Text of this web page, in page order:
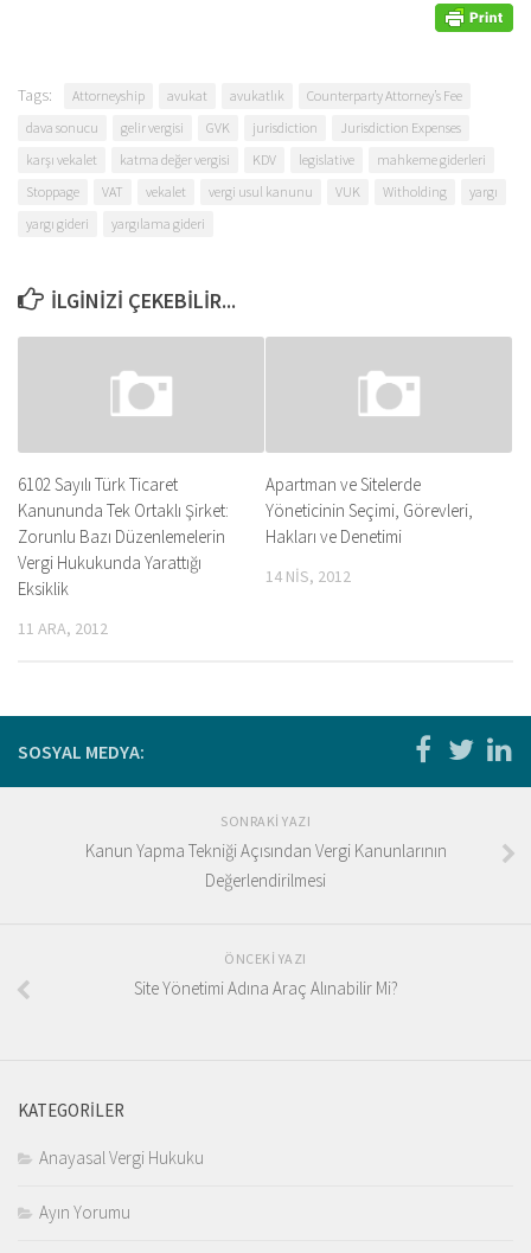
Tags: Attorneyship avukat avukatlık
Counterparty Attorney’s Fee
dava sonucu
gelir vergisi GVK jurisdiction
Jurisdiction Expenses
karşı vekalet
katma değer vergisi KDV legislative
mahkeme giderleri
Stoppage
VAT vekalet vergi usul kanunu VUK Witholding
yargı
yargı gideri
yargılama gideri
İLGINIZI ÇEKEBILIR...
6102 Sayılı Türk Ticaret
Kanununda Tek Ortaklı Şirket:
Zorunlu Bazı Düzenlemelerin
Vergi Hukukunda Yarattığı
Eksiklik
11 ARA, 2012
Apartman ve Sitelerde
Yöneticinin Seçimi, Görevleri,
Hakları ve Denetimi
14 NIS, 2012
SOSYAL MEDYA:
SONRAKI YAZI
Kanun Yapma Tekniği Açısından Vergi Kanunlarının
Değerlendirilmesi
ÖNCEKI YAZI
Site Yönetimi Adına Araç Alınabilir Mi?
KATEGORILER
Anayasal Vergi Hukuku
Ayın Yorumu